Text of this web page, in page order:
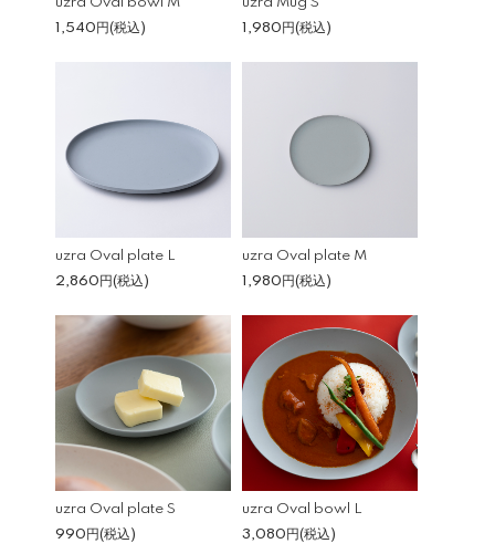
1,540円(税込)
1,980円(税込)
uzra Oval plate L
2,860円(税込)
uzra Oval plate M
1,980円(税込)
uzra Oval plate S
990円(税込)
uzra Oval bowl L
3,080円(税込)